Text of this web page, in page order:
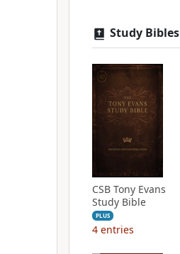
Study Bibles
CSB Tony Evans
Study Bible
PLUS
4 entries